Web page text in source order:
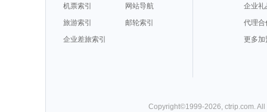
机票索引
网站导航
旅游索引
邮轮索引
企业差旅索引
企业礼
代理合
更多加
Copyright©1999-2026 ctrip.com .